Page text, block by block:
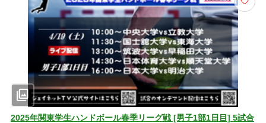
photo_library
2025年関東学生ハンドボール春季リーグ戦 [男子1部1日目] 5試合